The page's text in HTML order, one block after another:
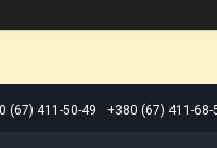
(67) 411-50-49 +380 (67) 411-68-